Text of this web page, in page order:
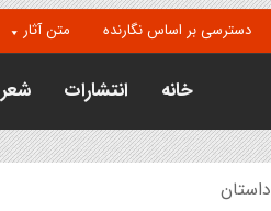
دسترسی بر اساس نگارنده متن آثار
خانه انتشارات شعر
داستان